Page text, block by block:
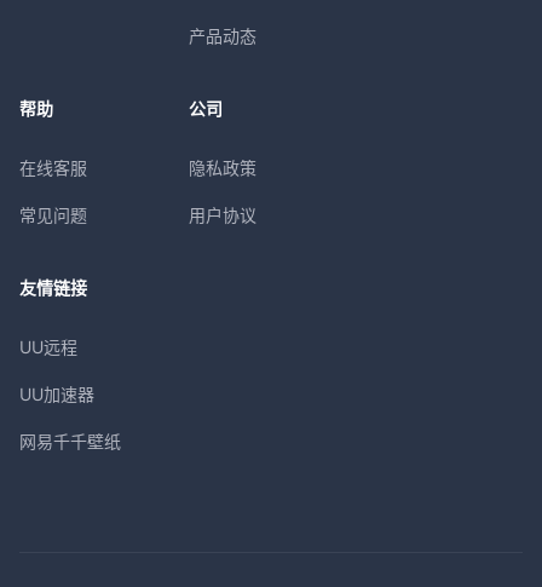
产品动态
帮助
在线客服
常见问题
公司
隐私政策
用户协议
友情链接
UU远程
UU加速器
网易千千壁纸